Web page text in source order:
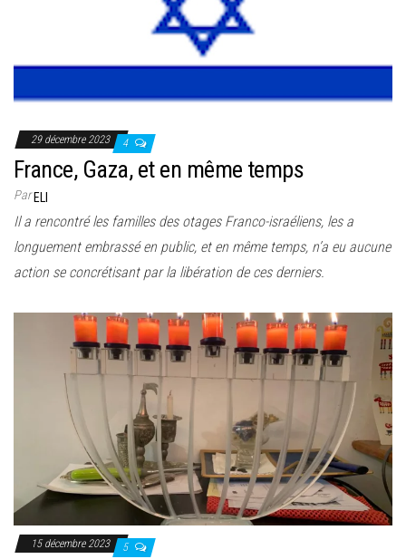
29 décembre 2023 4
France, Gaza, et en même temps
ParELI
Il a rencontré les familles des otages Franco-israéliens, les a
longuement embrassé en public, et en même temps, n’a eu aucune
action se concrétisant par la libération de ces derniers.
15 décembre 2023 5